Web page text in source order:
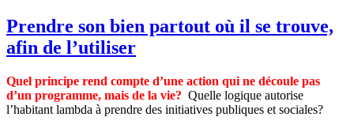
Prendre son bien partout où il se trouve,
afin de l’utiliser
Quel principe rend compte d’une action qui ne découle pas
d’un programme, mais de la vie? Quelle logique autorise
l’habitant lambda à prendre des initiatives publiques et sociales?